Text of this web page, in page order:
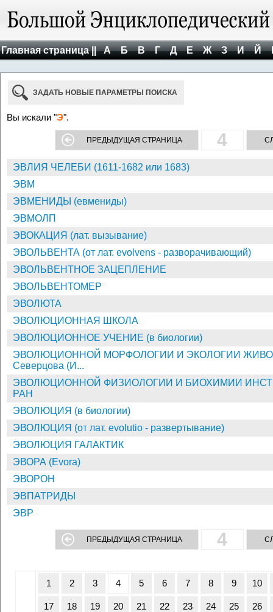
Главная страница || А Б В Г Д Е Ж З И Й
ЗАДАТЬ НОВЫЕ ПАРАМЕТРЫ ПОИСКА
Вы искали "Э".
ПРЕДЫДУЩАЯ СТРАНИЦА 4
ЭВЛИЯ ЧЕЛЕБИ (1611-1682 или 1683)
ЭВМ
ЭВМЕНИДЫ (евмениды)
ЭВМОЛП
ЭВОКАЦИЯ (лат. вызывание)
ЭВОЛЬВЕНТА (от лат. evolvens - разворачивающий)
ЭВОЛЬВЕНТНОЕ ЗАЦЕПЛЕНИЕ
ЭВОЛЬВЕНТОМЕР
ЭВОЛЮТА
ЭВОЛЮЦИОННАЯ ШКОЛА
ЭВОЛЮЦИОННОЕ УЧЕНИЕ (в биологии)
ЭВОЛЮЦИОННОЙ МОРФОЛОГИИ И ЭКОЛОГИИ
Северцова (И...
ЭВОЛЮЦИОННОЙ ФИЗИОЛОГИИ И БИОХИМИИ
РАН
ЭВОЛЮЦИЯ (в биологии)
ЭВОЛЮЦИЯ (от лат. evolutio - развертывание)
ЭВОЛЮЦИЯ ГАЛАКТИК
ЭВОРА (Evora)
ЭВОРОН
ЭВПАТРИДЫ
ЭВР
ПРЕДЫДУЩАЯ СТРАНИЦА 4
1 2 3 4 5 6 7 8 9 10
17 18 19 20 21 22 23 24 25 26